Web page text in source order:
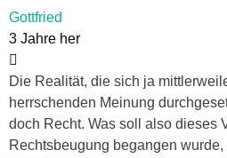
Gottfried
3 Jahre her
Die Realität, die sich ja
herrschenden Meinung
doch Recht. Was soll also dieses
Rechtsbeugung begangen